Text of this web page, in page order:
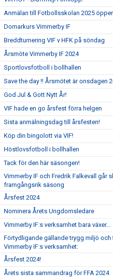
Anmälan till Fotbollsskolan 2025
Domarkurs Vimmerby IF
Breddturnering VIF v HFK på söndag
Årsmöte Vimmerby IF 2024
Sportlovsfotboll i bollhallen
Save the day !! Årsmötet är onsdagen
God Jul & Gott Nytt År!
VIF hade en go årsfest förra helgen
Sista anmälningsdag till årsfesten!
Köp din bingolott via VIF!
Höstlovsfotboll i bollhallen
Tack för den här säsongen!
Vimmerby IF och Fredrik Falkevall går
framgångsrik säsong
Årsfest 2024
Nominera Årets Ungdomsledare
Vimmerby IF:s verksamhet bara växer...
Förtydligande gällande trygg miljö
Vimmerby IF:s verksamhet:
Årsfest 2024!
Årets sista sammandrag för FFA 2024